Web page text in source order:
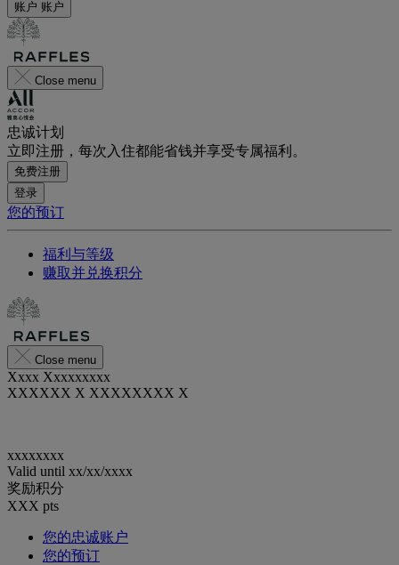
账户 账户
Close menu
忠诚计划
立即注册，每次入住都能省钱并享受专属福利。
免费注册
登录
您的预订
福利与等级
赚取并兑换积分
Close menu
Xxxx Xxxxxxxxx
XXXXXX X XXXXXXXX X
xxxxxxxx
Valid until xx/xx/xxxx
奖励积分
XXX pts
您的忠诚账户
您的预订